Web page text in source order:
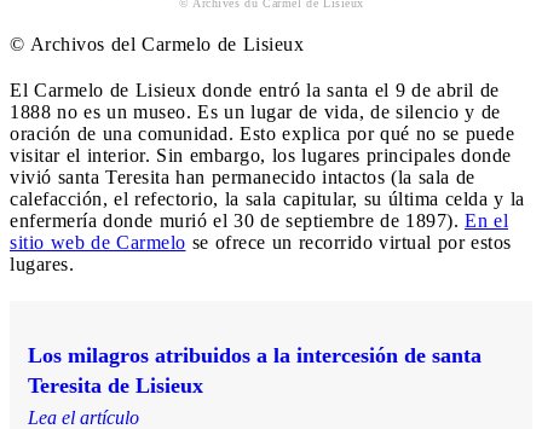
© Archivos del Carmelo de Lisieux
El Carmelo de Lisieux donde entró la santa el 9 de abril de
1888 no es un museo. Es un lugar de vida, de silencio y de
oración de una comunidad. Esto explica por qué no se puede
visitar el interior. Sin embargo, los lugares principales donde
vivió santa Teresita han permanecido intactos (la sala de
calefacción, el refectorio, la sala capitular, su última celda y la
enfermería donde murió el 30 de septiembre de 1897). En el
sitio web de Carmelo se ofrece un recorrido virtual por estos
lugares.
Los milagros atribuidos a la intercesión de santa
Teresita de Lisieux
Lea el artículo